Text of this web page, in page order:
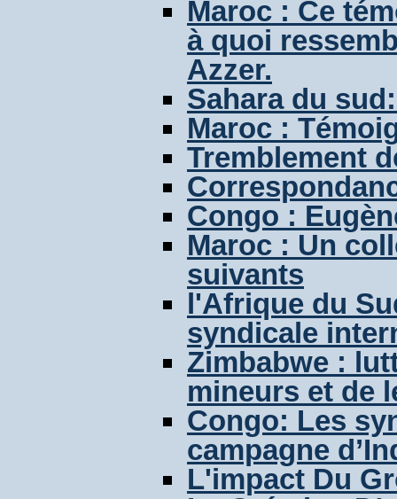
Maroc : Ce
à quoi
Azzer.
Sahara du
Maroc :
Tremblement
Congo :
Maroc : Un
suivants
l'Afrique du
syndicale
Zimbabwe :
mineurs et de
Congo: Les
campagne
L'impact Du